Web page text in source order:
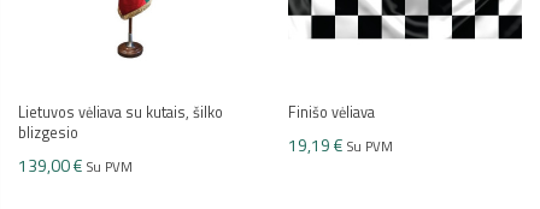
Lietuvos vėliava su kutais, šilko
blizgesio
139,00 € Su PVM
Finišo vėliava
19,19 € Su PVM